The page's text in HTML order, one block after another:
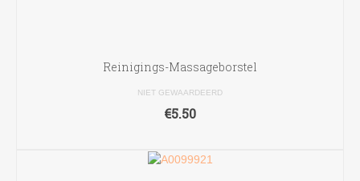
Reinigings-Massageborstel
NIET GEWAARDEERD
€5.50